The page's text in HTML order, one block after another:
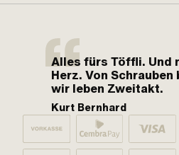
Alles fürs Töffli. Und
Herz. Von
wir leben Zweitakt.
Kurt Bernhard